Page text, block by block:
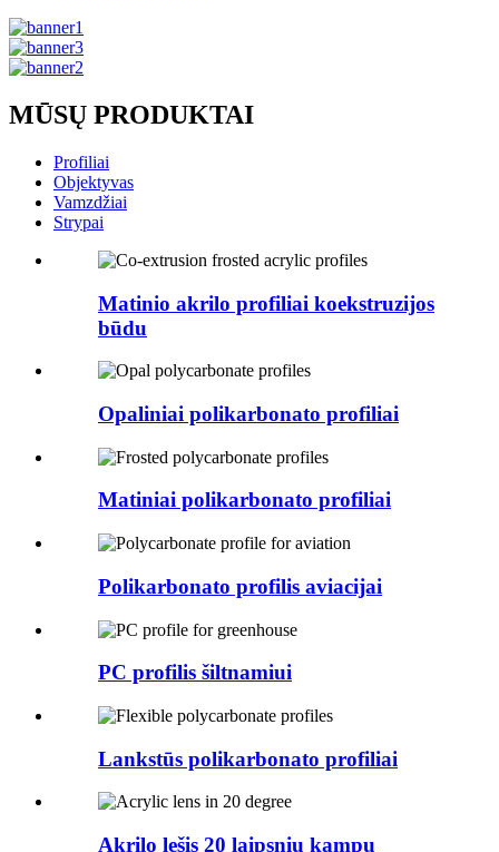
MŪSŲ PRODUKTAI
Profiliai
Objektyvas
Vamzdžiai
Strypai
Matinio akrilo profiliai koekstruzijos
būdu
Opaliniai polikarbonato profiliai
Matiniai polikarbonato profiliai
Polikarbonato profilis aviacijai
PC profilis šiltnamiui
Lankstūs polikarbonato profiliai
Akrilo lęšis 20 laipsnių kampu